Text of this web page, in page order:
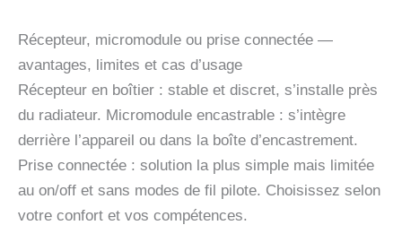
Récepteur, micromodule ou prise connectée —
avantages, limites et cas d’usage
Récepteur en boîtier : stable et discret, s’installe près
du radiateur. Micromodule encastrable : s’intègre
derrière l’appareil ou dans la boîte d’encastrement.
Prise connectée : solution la plus simple mais limitée
au on/off et sans modes de fil pilote. Choisissez selon
votre confort et vos compétences.